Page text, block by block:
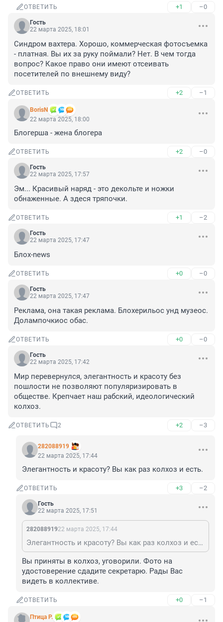
ОТВЕТИТЬ +1 –0
Гость
22 марта 2025, 18:01
Синдром вахтера. Хорошо, коммерческая фотосъемка
- платная. Вы их за руку поймали? Нет. В чем тогда
вопрос? Какое право они имеют отсеивать
посетителей по внешнему виду?
ОТВЕТИТЬ +2 –1
BorisN
22 марта 2025, 18:00
Блогерша - жена блогера
ОТВЕТИТЬ +2 –0
Гость
22 марта 2025, 17:57
Эм... Красивый наряд - это декольте и ножки
обнаженные. А здеся тряпочки.
ОТВЕТИТЬ +1 –2
Гость
22 марта 2025, 17:47
Блох-news
ОТВЕТИТЬ +0 –0
Гость
22 марта 2025, 17:47
Реклама, она такая реклама. Блохерильос унд музеос.
Долампочкиос обас.
ОТВЕТИТЬ +0 –0
Гость
22 марта 2025, 17:42
Мир перевернулся, элегантность и красоту без
пошлости не позволяют популяризировать в
обществе. Крепчает наш рабский, идеологический
колхоз.
ОТВЕТИТЬ 2 +2 –3
282088919
22 марта 2025, 17:44
Элегантность и красоту? Вы как раз колхоз и есть.
ОТВЕТИТЬ +3 –2
Гость
22 марта 2025, 17:51
28208891922 марта 2025, 17:44
Элегантность и красоту? Вы как раз колхоз и есть.
Вы приняты в колхоз, уговорили. Фото на
удостоверение сдадите секретарю. Рады Вас
видеть в коллективе.
ОТВЕТИТЬ +0 –1
Птица Р.